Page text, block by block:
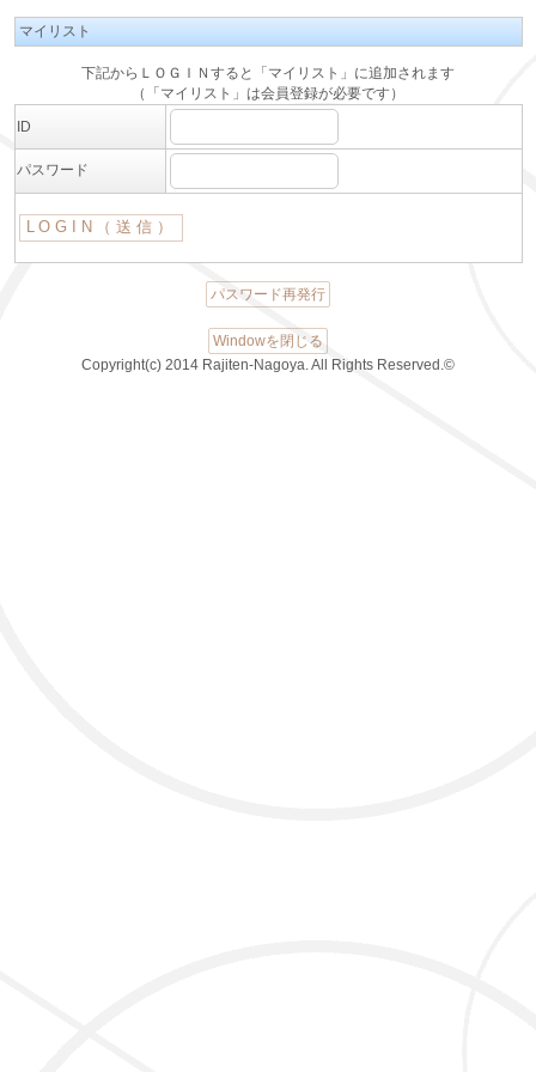
マイリスト
下記からＬＯＧＩＮすると「マイリスト」に追加されます
（「マイリスト」は会員登録が必要です）
ID
パスワード
パスワード再発行
Windowを閉じる
Copyright(c) 2014 Rajiten-Nagoya. All Rights Reserved.©